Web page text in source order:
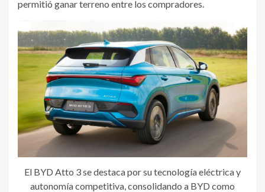
permitió ganar terreno entre los compradores.
El BYD Atto 3 se destaca por su tecnología eléctrica y
autonomía competitiva, consolidando a BYD como